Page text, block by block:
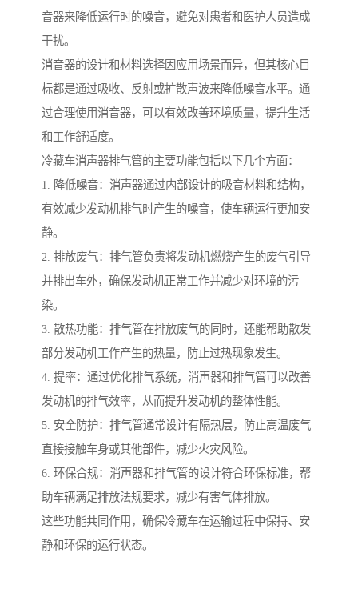
音器来降低运行时的噪音，避免对患者和医护人员造成
干扰。
消音器的设计和材料选择因应用场景而异，但其核心目
标都是通过吸收、反射或扩散声波来降低噪音水平。通
过合理使用消音器，可以有效改善环境质量，提升生活
和工作舒适度。
冷藏车消声器排气管的主要功能包括以下几个方面：
1. 降低噪音：消声器通过内部设计的吸音材料和结构，
有效减少发动机排气时产生的噪音，使车辆运行更加安
静。
2. 排放废气：排气管负责将发动机燃烧产生的废气引导
并排出车外，确保发动机正常工作并减少对环境的污
染。
3. 散热功能：排气管在排放废气的同时，还能帮助散发
部分发动机工作产生的热量，防止过热现象发生。
4. 提率：通过优化排气系统，消声器和排气管可以改善
发动机的排气效率，从而提升发动机的整体性能。
5. 安全防护：排气管通常设计有隔热层，防止高温废气
直接接触车身或其他部件，减少火灾风险。
6. 环保合规：消声器和排气管的设计符合环保标准，帮
助车辆满足排放法规要求，减少有害气体排放。
这些功能共同作用，确保冷藏车在运输过程中保持、安
静和环保的运行状态。